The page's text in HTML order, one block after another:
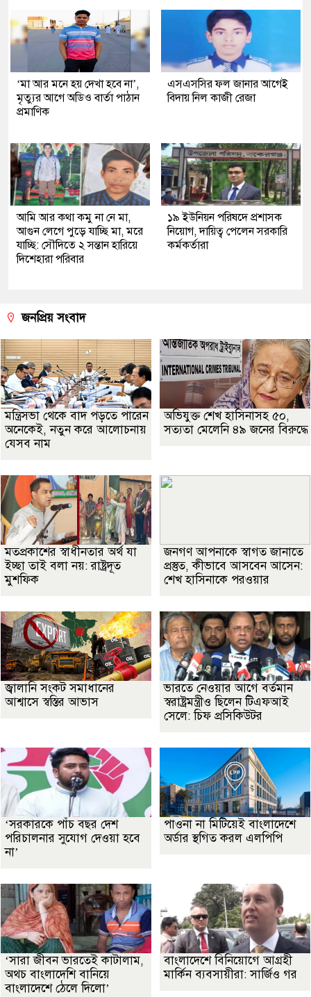
‘মা আর মনে হয় দেখা হবে না’,
মৃত্যুর আগে অডিও বার্তা পাঠান
প্রমাণিক
এসএসসির ফল জানার আগেই
বিদায় নিল কাজী রেজা
আমি আর কথা কমু না নে মা,
আগুন লেগে পুড়ে যাচ্ছি মা, মরে
যাচ্ছি: সৌদিতে ২ সন্তান হারিয়ে
দিশেহারা পরিবার
১৯ ইউনিয়ন পরিষদে প্রশাসক
নিয়োগ, দায়িত্ব পেলেন সরকারি
কর্মকর্তারা
জনপ্রিয় সংবাদ
মন্ত্রিসভা থেকে বাদ পড়তে পারেন
অনেকেই, নতুন করে আলোচনায়
যেসব নাম
অভিযুক্ত শেখ হাসিনাসহ ৫০,
সত্যতা মেলেনি ৪৯ জনের বিরুদ্ধে
মতপ্রকাশের স্বাধীনতার অর্থ যা
ইচ্ছা তাই বলা নয়: রাষ্ট্রদূত
মুশফিক
জনগণ আপনাকে স্বাগত জানাতে
প্রস্তুত, কীভাবে আসবেন আসেন:
শেখ হাসিনাকে পরওয়ার
জ্বালানি সংকট সমাধানের
আশ্বাসে স্বস্তির আভাস
ভারতে নেওয়ার আগে বর্তমান
স্বরাষ্ট্রমন্ত্রীও ছিলেন টিএফআই
সেলে: চিফ প্রসিকিউটর
‘সরকারকে পাঁচ বছর দেশ
পরিচালনার সুযোগ দেওয়া হবে
না’
পাওনা না মিটিয়েই বাংলাদেশে
অর্ডার স্থগিত করল এলপিপি
‘সারা জীবন ভারতেই কাটালাম,
অথচ বাংলাদেশি বানিয়ে
বাংলাদেশে ঠেলে দিলো’
বাংলাদেশে বিনিয়োগে আগ্রহী
মার্কিন ব্যবসায়ীরা: সার্জিও গর